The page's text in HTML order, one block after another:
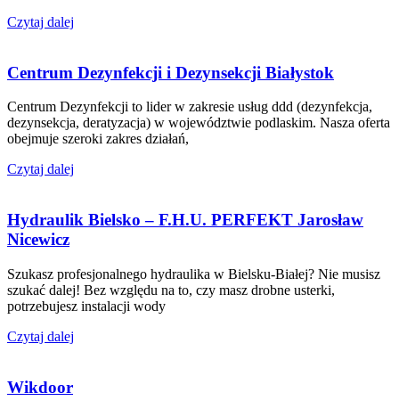
Czytaj dalej
Centrum Dezynfekcji i Dezynsekcji Białystok
Centrum Dezynfekcji to lider w zakresie usług ddd (dezynfekcja,
dezynsekcja, deratyzacja) w województwie podlaskim. Nasza oferta
obejmuje szeroki zakres działań,
Czytaj dalej
Hydraulik Bielsko – F.H.U. PERFEKT Jarosław
Nicewicz
Szukasz profesjonalnego hydraulika w Bielsku-Białej? Nie musisz
szukać dalej! Bez względu na to, czy masz drobne usterki,
potrzebujesz instalacji wody
Czytaj dalej
Wikdoor